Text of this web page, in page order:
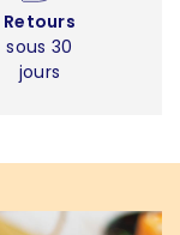
Retours
sous 30
jours